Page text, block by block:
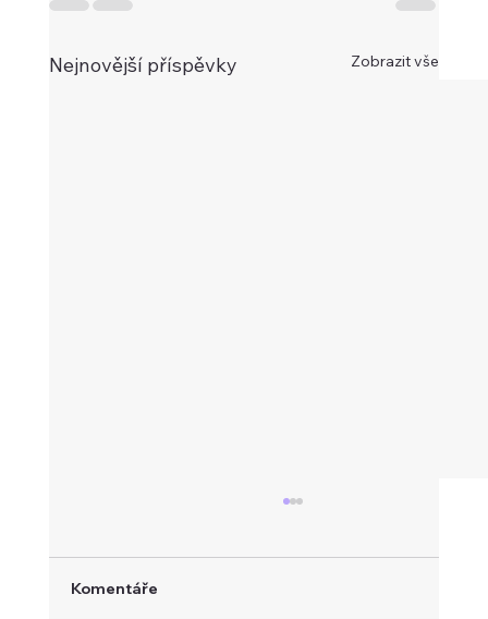
Nejnovější příspěvky Zobrazit vše
Komentáře